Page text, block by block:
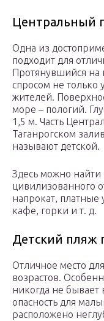
Центральный
Одна из
подходит для
Протянувшийся на
спросом не только
жителей.
море – пологий.
1,5 м. Часть
Таганрогском
называют детской.
Здесь можно найти
цивилизованного
напрокат,
кафе, горки и т. д.
Детский пляж
Отличное место
возрастов.
никогда не бывает
опасность для
расположено